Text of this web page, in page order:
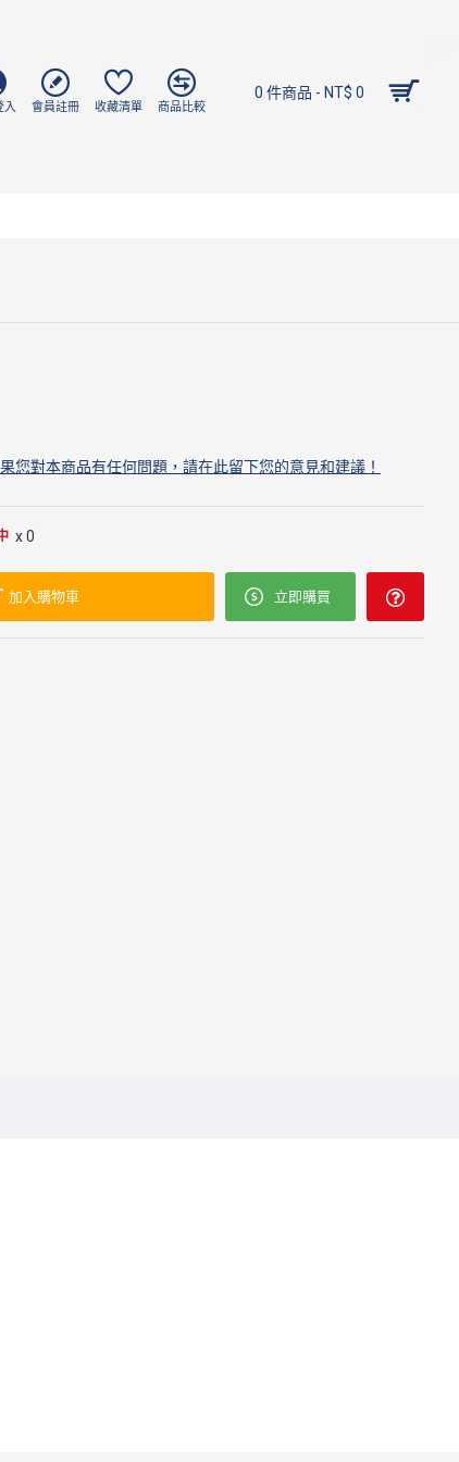
入 會員註冊 收藏清單 商品比較
0 件商品 - NT$ 0
您對本商品有任何問題，請在此留下您的意見和建議！
x 0
加入購物車 立即購買